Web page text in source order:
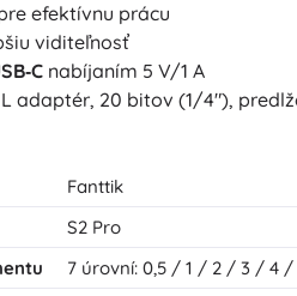
efektívnu prácu
viditeľnosť
nabíjaním 5 V/1 A
adaptér, 20 bitov (1/4"),
Fanttik
S2 Pro
7 úrovní: 0,5 / 1 / 2 / 3 / 4 /